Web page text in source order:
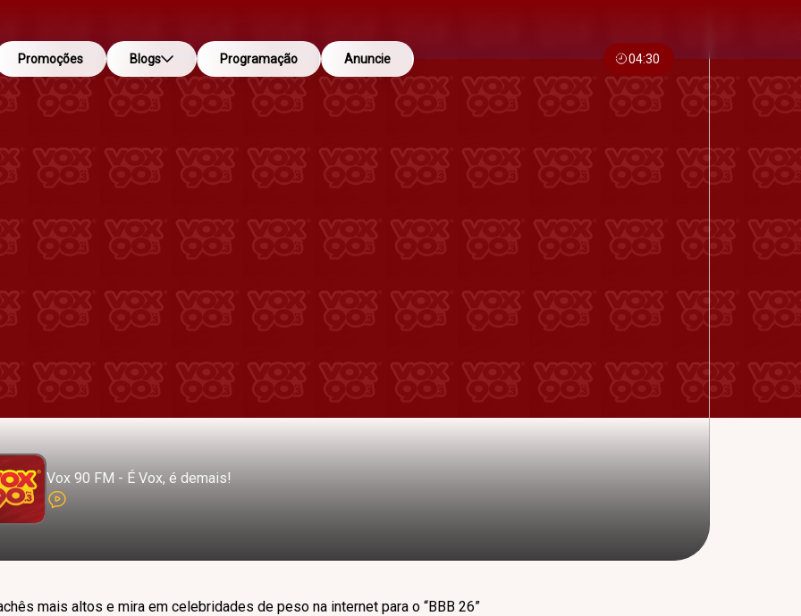
Promoções Blogs Programação Anuncie 04:30
Vox 90 FM - É Vox, é demais!
mais altos e mira em celebridades de peso na internet para o “BBB 26”